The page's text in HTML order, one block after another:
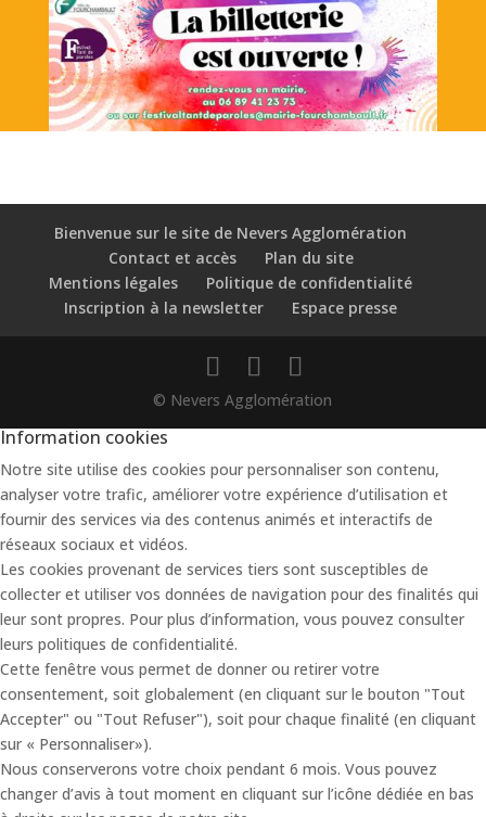
Bienvenue sur le site de Nevers Agglomération
Contact et accès
Plan du site
Mentions légales
Politique de confidentialité
Inscription à la newsletter
Espace presse
© Nevers Agglomération
Information cookies
Notre site utilise des cookies pour personnaliser son contenu,
analyser votre trafic, améliorer votre expérience d’utilisation et
fournir des services via des contenus animés et interactifs de
réseaux sociaux et vidéos.
Les cookies provenant de services tiers sont susceptibles de
collecter et utiliser vos données de navigation pour des finalités qui
leur sont propres. Pour plus d’information, vous pouvez consulter
leurs politiques de confidentialité.
Cette fenêtre vous permet de donner ou retirer votre
consentement, soit globalement (en cliquant sur le bouton "Tout
Accepter" ou "Tout Refuser"), soit pour chaque finalité (en cliquant
sur « Personnaliser»).
Nous conserverons votre choix pendant 6 mois. Vous pouvez
changer d’avis à tout moment en cliquant sur l’icône dédiée en bas